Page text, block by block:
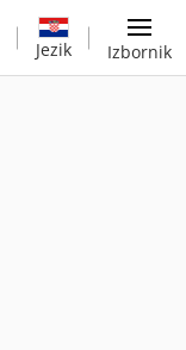
Jezik Izbornik